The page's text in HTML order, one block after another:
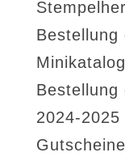
Bestellung
Bestellung
2024-2025